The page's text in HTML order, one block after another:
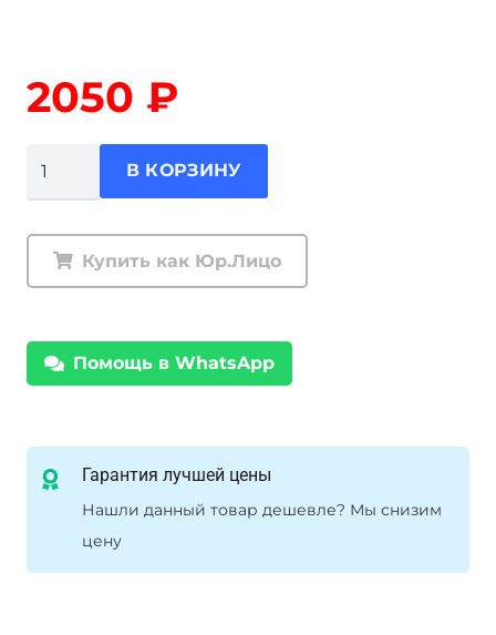
2050 ₽
Экстрим
В КОРЗИНУ
Купить как Юр.Лицо
Помощь в WhatsApp
Гарантия лучшей цены
Нашли данный товар дешевле? Мы снизим
цену